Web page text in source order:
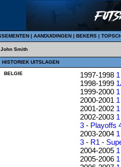
| AANDUIDINGEN | BEKERS |
John Smith
HISTORIEK UITSLAGEN
BELGIE 1997-1998 1
1998-1999
1999-2000 1
2000-2001 1
2001-2002 1
2002-2003 1
3 - Playoffs
2003-2004 1
3 - R1 -
2004-2005 1
2005-2006 1